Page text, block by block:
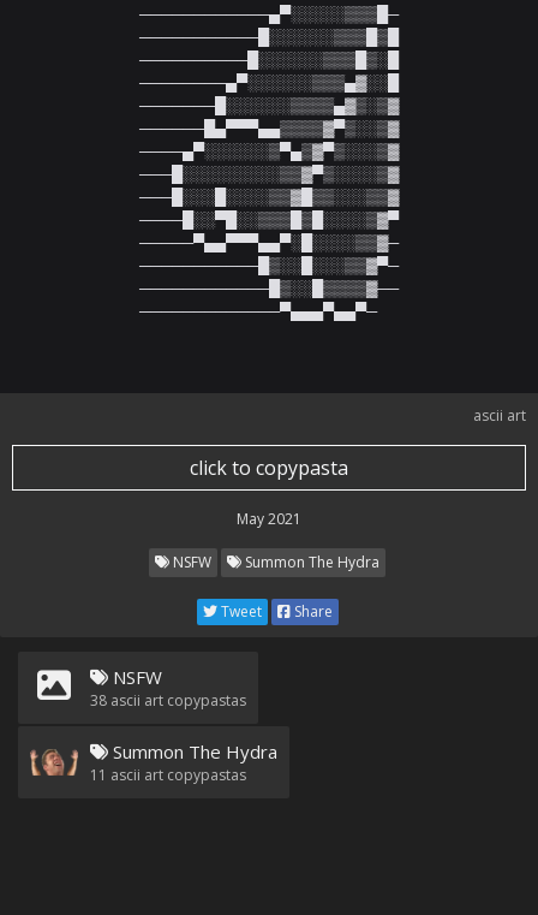
────────────▄▀░░░░░▒▒▒█─
───────────█░░░░░░▒▒▒█▒█
──────────█░░░░░░▒▒▒█▒░█
────────▄▀░░░░░░▒▒▒▄▓░░█
───────█░░░░░░▒▒▒▒▄▓▒░▒▓
──────█▄▀▀▀▄▄▒▒▒▒▓▀▒░░▒▓
────▄▀░░░░░░▒▀▄▒▓▀▒░░░▒▓
───█░░░░░░░░░▒▒▓▀▒░░░░▒▓
───█░░░█░░░░▒▒▓█▒▒░░░▒▒▓
────█░░▀█░░▒▒▒█▒█░░░░▒▓▀
─────▀▄▄▀▀▀▄▄▀░█░░░░▒▒▓─
───────────█▒░░█░░░▒▒▓▀─
────────────█▒░░█▒▒▒▒▓──
─────────────▀▄▄▄▀▄▄▀─
ascii art
click to copypasta
May 2021
NSFW Summon The Hydra
Tweet Share
NSFW
38 ascii art copypastas
Summon The Hydra
11 ascii art copypastas